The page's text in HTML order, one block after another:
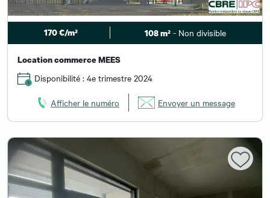
170 €/m² 108 m²- Non divisible
Location commerce MEES
Disponibilité : 4e trimestre 2024
Afficher le numéro Envoyer un message